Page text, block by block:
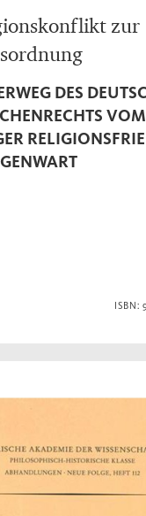
zur
DES
VOM
ISBN: